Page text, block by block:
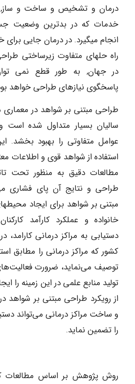
درمان و تشخیص و ساخت و ساز,
خدمات که در بدترین وضعیت
انجام می­گیرد. در درمان جایی
راه ­حلهای متفاوت زیرساختی
در جهان, به طور قطع نمی­
پاسخگوی نیازهای طراحی خواهد
طراحی مبتنی بر شواهد در معماری
سالیان بسیار متداول شده
عوامل متفاوتی را بهبود بخشد.
استفاده از شواهد قوی و اطلاعات
مطالعات دقیق به منظور تحت
طراحی و نتایج آن پای
مبتنی بر شواهد برای ایجاد
خانواده و عملکرد کارآمد
دستیابی به مراکز درمانی کارامد،
کشور که مراکز درمانی را مطابق
توصیف می‌نماید، ضرورت
تولید منابع علمی در این زمینه را
از رویکرد طراحی مبتنی بر شواهد
و ساخت مراکز درمانی می‌تواند
را تضمین نماید.
روش پژوهش بر اساس مطالعات